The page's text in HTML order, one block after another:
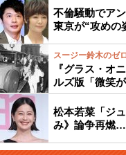
不倫騒動でア
東京が“攻めの
スージー鈴木のゼ
『グラス・オ
ルズ版「微笑が
松本若菜「ジ
み》論争再燃